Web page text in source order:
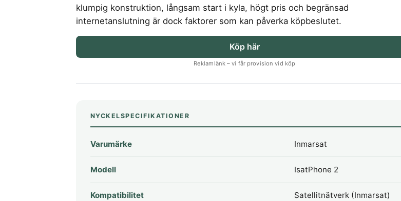
klumpig konstruktion, långsam start i kyla, högt pris och begränsad
internetanslutning är dock faktorer som kan påverka köpbeslutet.
Köp här
Reklamlänk – vi får provision vid köp
NYCKELSPECIFIKATIONER
Varumärke Inmarsat
Modell IsatPhone 2
Kompatibilitet Satellitnätverk (Inmarsat)